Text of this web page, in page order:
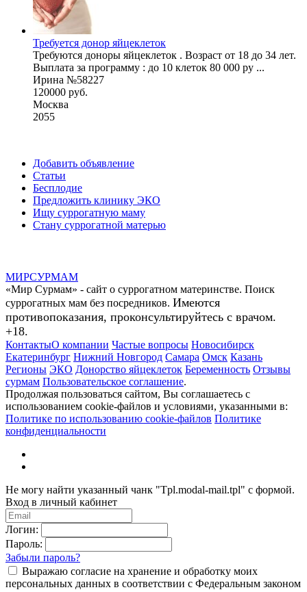
Требуется донор яйцеклеток
Требуются доноры яйцеклеток . Возраст от 18 до 34 лет.
Выплата за программу : до 10 клеток 80 000 ру ...
Ирина №58227
120000 руб.
Москва
2055
Добавить объявление
Статьи
Бесплодие
Предложить клинику ЭКО
Ищу суррогатную маму
Стану суррогатной матерью
МИРСУРМАМ
«Мир Сурмам» - сайт о суррогатном материнстве. Поиск
суррогатных мам без посредников. Имеются
противопоказания, проконсультируйтесь с врачом.
+18.
КонтактыО компании Частые вопросы Новосибирск
Екатеринбург Нижний Новгород Самара Омск Казань
Регионы ЭКО Донорство яйцеклеток Беременность Отзывы
сурмам Пользовательское соглашение.
Продолжая пользоваться сайтом, Вы соглашаетесь с
использованием cookie-файлов и условиями, указанными в:
Политике по использованию cookie-файлов Политике
конфиденциальности
Не могу найти указанный чанк "Tpl.modal-mail.tpl" с формой.
Вход в личный кабинет
Логин:
Пароль:
Забыли пароль?
Выражаю согласие на хранение и обработку моих
персональных данных в соответствии с Федеральным законом